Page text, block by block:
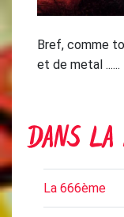
Bref, comme
et de metal ......
DANS LA
La 666ème